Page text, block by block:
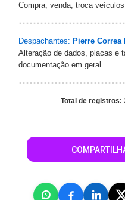
Compra, venda, troca veículos
Despachantes: Pierre Correa
Alteração de dados, placas e
documentação em geral
Total de registros: